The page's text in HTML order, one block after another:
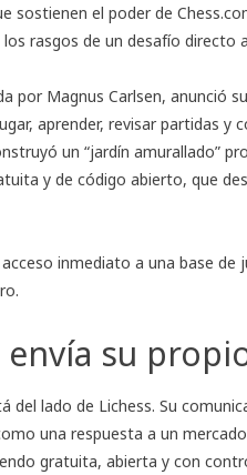
sostienen el poder de
rasgos de un desafío directo
por Magnus Carlsen, anunció
aprender, revisar partidas y
un “jardín amurallado”
y de código abierto, que
inmediato a una base
su
del lado de Lichess. Su
una respuesta a un
gratuita, abierta y con